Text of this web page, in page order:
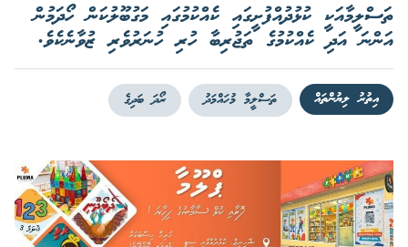
ތަސްލީމާއަކީ ކުޅުދުއްފުށީގައި ކެއްކުމުގައި މަގުބޫލުކަން ހޯދަމުން
އަންނަ އަދި ކެއްކުމުގެ ތަޖުރިބާ ހުރި ހުނަރުވެރި ޒުވާނެކެވެ.
އިތުރު ލިޔުންތައް ތަސްލީމާ މުހައްމަދު ރޯދަ ބަދިގެ